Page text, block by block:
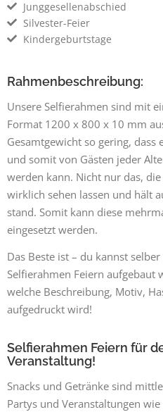
Junggesellenabschied
Silvester-Feier
Kindergeburtstage
Rahmenbeschreibung:
Unsere Selfierahmen sind mit
Format 1200 x 800 x 10 mm
Gesamtgewicht so gering,
und somit von Gästen jeder
werden kann. Nicht nur das,
wirklich sehen lassen und hält
stand. Somit kann diese
eingesetzt werden.
Das Beste ist – du kannst
Selfierahmen Feiern aufgebaut
welche Beschreibung, Motiv,
aufgedruckt wird!
Selfierahmen Feiern für
Veranstaltung!
Snacks und Getränke sind
Partys und Veranstaltungen